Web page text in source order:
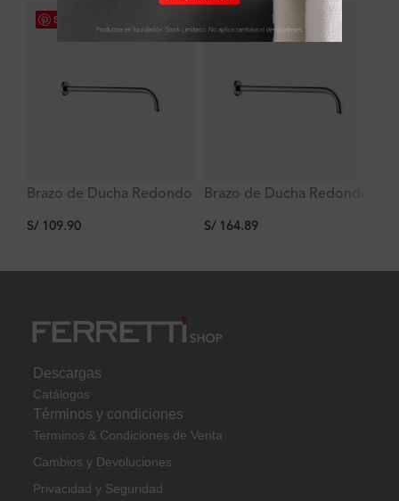
Save
Brazo de Ducha Redondo
S/ 109.90
Brazo de Ducha Redondo
S/164.89
Descargas
Catálogos
Términos y condiciones
Terminos & Condiciones de Venta
Cambios y Devoluciones
Privacidad y Seguridad